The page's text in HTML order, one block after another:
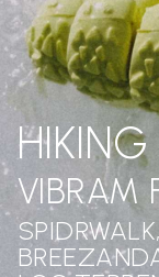
HIKING
VIBRAM